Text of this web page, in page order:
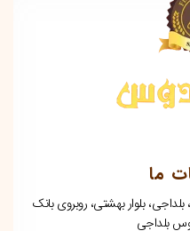
ما
بلوار بهشتی، روبروی بانک
بلداجی